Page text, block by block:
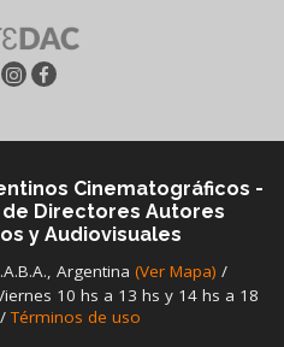
Cinematográficos -
Directores Autores
y Audiovisuales
Argentina (Ver Mapa) /
10 hs a 13 hs y 14 hs a 18
/Términos de uso